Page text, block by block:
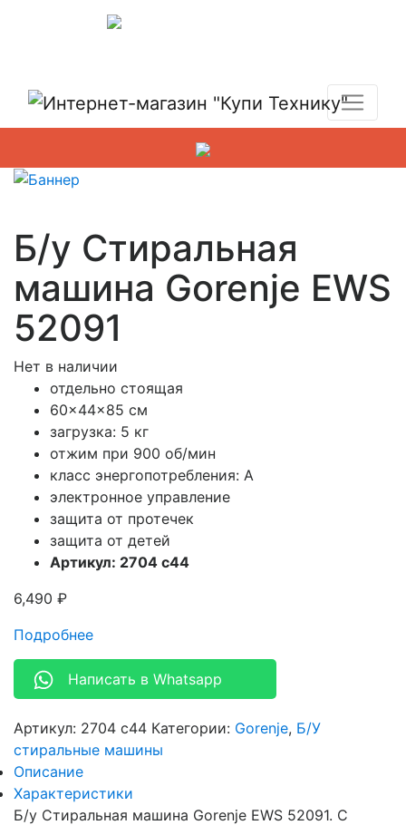
Б/у Стиральная
машина Gorenje EWS
52091
Нет в наличии
отдельно стоящая
60x44x85 см
загрузка: 5 кг
отжим при 900 об/мин
класс энергопотребления: A
электронное управление
защита от протечек
защита от детей
Артикул: 2704 c44
6,490 ₽
Подробнее
Написать в Whatsapp
Артикул: 2704 c44 Категории: Gorenje, Б/У
стиральные машины
Описание
Характеристики
Б/у Стиральная машина Gorenje EWS 52091. С